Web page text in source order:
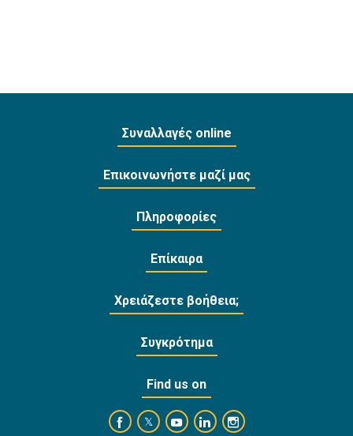
Συναλλαγές online
Επικοινωνήστε μαζί μας
Πληροφορίες
Επίκαιρα
Χρειάζεστε βοήθεια;
Συγκρότημα
Find us on
https://www.facebook.com/
https://www.youtube.com/user/
https://www.linkedin.com/
https://